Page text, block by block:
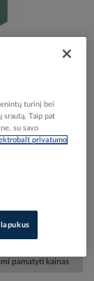
B 25x80 T -
3838895448952
pamatyti kainas
turinį bei
srautą. Taip pat
su savo
privatumo